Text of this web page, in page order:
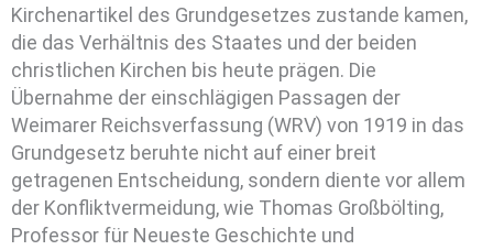
Kirchenartikel des Grundgesetzes zustande kamen,
die das Verhältnis des Staates und der beiden
christlichen Kirchen bis heute prägen. Die
Übernahme der einschlägigen Passagen der
Weimarer Reichsverfassung (WRV) von 1919 in das
Grundgesetz beruhte nicht auf einer breit
getragenen Entscheidung, sondern diente vor allem
der Konfliktvermeidung, wie Thomas Großbölting,
Professor für Neueste Geschichte und